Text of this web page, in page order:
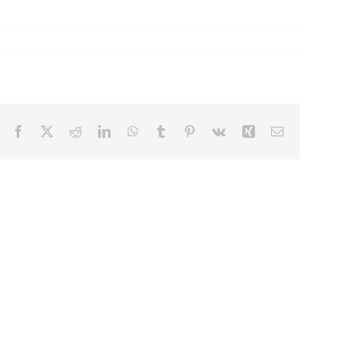
Facebook RedditLinkedInWhatsApp
Tumblr Pinterest
Vk Xing Email